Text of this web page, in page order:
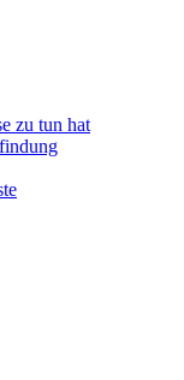
zu tun hat